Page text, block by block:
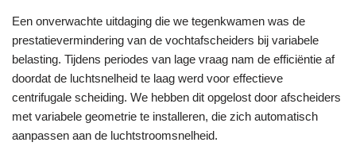
Een onverwachte uitdaging die we tegenkwamen was de
prestatievermindering van de vochtafscheiders bij variabele
belasting. Tijdens periodes van lage vraag nam de efficiëntie af
doordat de luchtsnelheid te laag werd voor effectieve
centrifugale scheiding. We hebben dit opgelost door afscheiders
met variabele geometrie te installeren, die zich automatisch
aanpassen aan de luchtstroomsnelheid.